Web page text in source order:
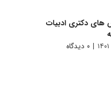
های دکتری ادبیات
| ۰ دیدگاه